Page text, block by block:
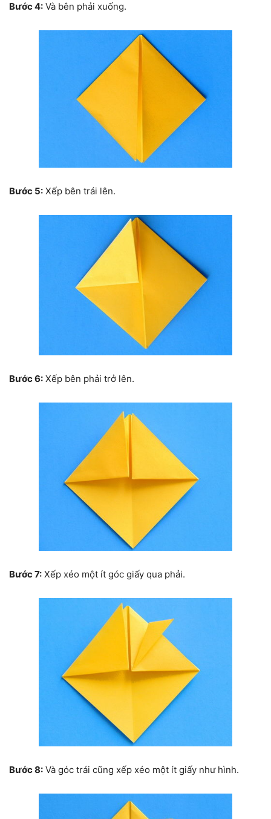
Bước 4: Và bên phải xuống.
Bước 5: Xếp bên trái lên.
Bước 6: Xếp bên phải trở lên.
Bước 7: Xếp xéo một ít góc giấy qua phải.
Bước 8: Và góc trái cũng xếp xéo một ít giấy như hình.